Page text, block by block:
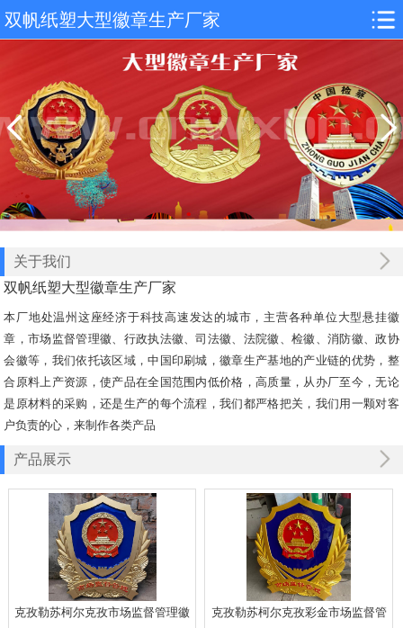
双帆纸塑大型徽章生产厂家
关于我们
双帆纸塑大型徽章生产厂家
本厂地处温州这座经济于科技高速发达的城市，主营各种单位大型悬挂徽
章，市场监督管理徽、行政执法徽、司法徽、法院徽、检徽、消防徽、政协
会徽等，我们依托该区域，中国印刷城，徽章生产基地的产业链的优势，整
合原料上产资源，使产品在全国范围内低价格，高质量，从办厂至今，无论
是原材料的采购，还是生产的每个流程，我们都严格把关，我们用一颗对客
户负责的心，来制作各类产品
产品展示
克孜勒苏柯尔克孜市场监督管理徽
克孜勒苏柯尔克孜彩金市场监督管